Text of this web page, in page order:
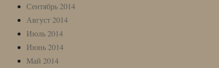
Сентябрь 2014
Август 2014
Июль 2014
Июнь 2014
Май 2014